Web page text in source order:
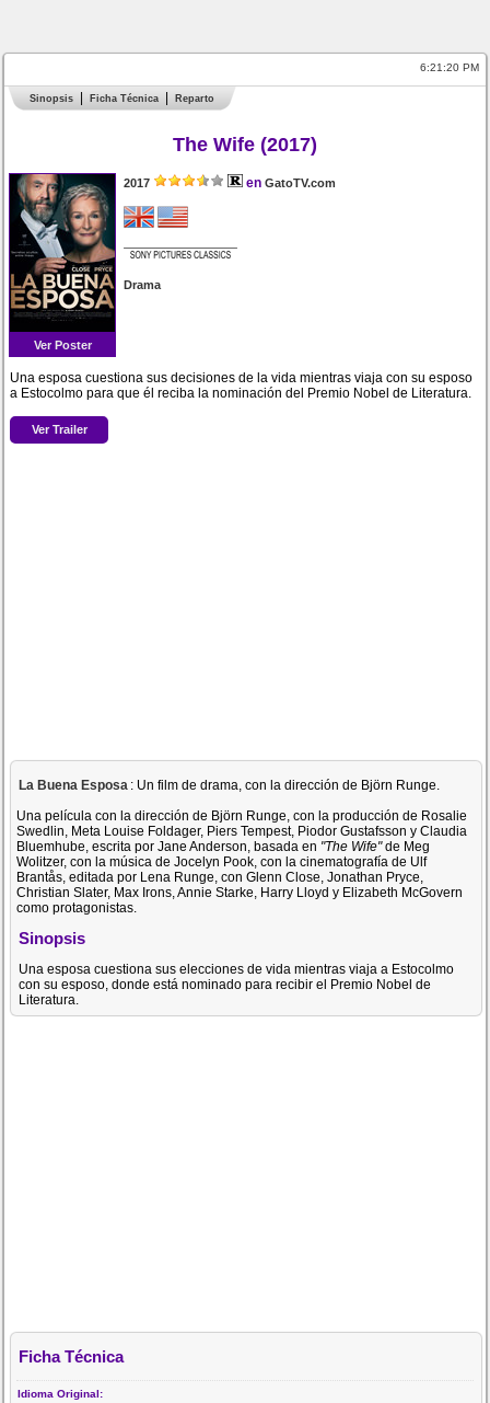
6:21:20 PM
Sinopsis Ficha Técnica Reparto
The Wife (2017)
Ver Poster
2017 en GatoTV.com
Drama
Una esposa cuestiona sus decisiones de la vida mientras viaja con su esposo
a Estocolmo para que él reciba la nominación del Premio Nobel de Literatura.
Ver Trailer
La Buena Esposa : Un film de drama, con la dirección de Björn Runge.
Una película con la dirección de Björn Runge, con la producción de Rosalie
Swedlin, Meta Louise Foldager, Piers Tempest, Piodor Gustafsson y Claudia
Bluemhube, escrita por Jane Anderson, basada en "The Wife"de Meg
Wolitzer, con la música de Jocelyn Pook, con la cinematografía de Ulf
Brantås, editada por Lena Runge, con Glenn Close, Jonathan Pryce,
Christian Slater, Max Irons, Annie Starke, Harry Lloyd y Elizabeth McGovern
como protagonistas.
Sinopsis
Una esposa cuestiona sus elecciones de vida mientras viaja a Estocolmo
con su esposo, donde está nominado para recibir el Premio Nobel de
Literatura.
Ficha Técnica
Idioma Original: